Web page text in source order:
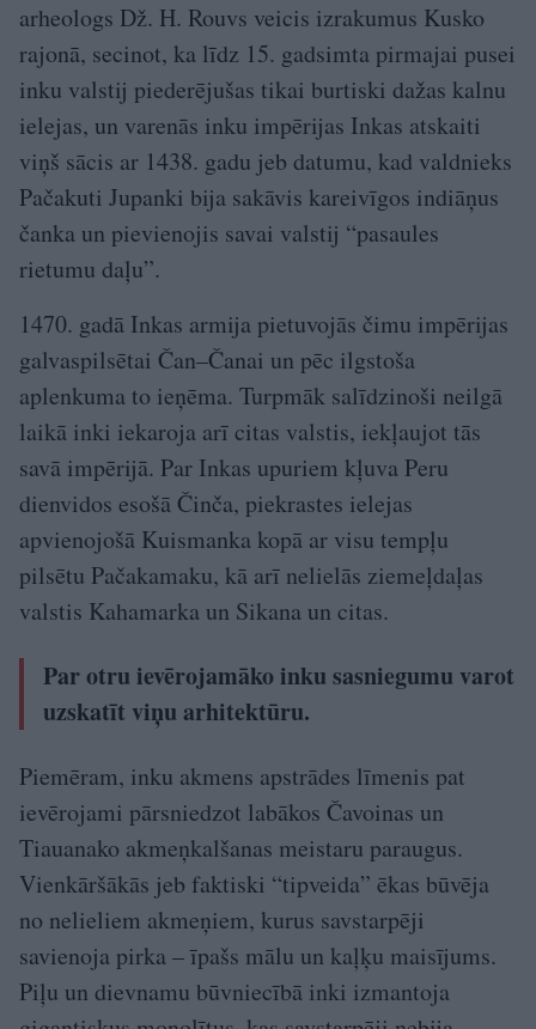
arheologs Dž. H. Rouvs veicis izrakumus Kusko
rajonā, secinot, ka līdz 15. gadsimta pirmajai pusei
inku valstij piederējušas tikai burtiski dažas kalnu
ielejas, un varenās inku impērijas Inkas atskaiti
viņš sācis ar 1438. gadu jeb datumu, kad valdnieks
Pačakuti Ju­panki bija sakāvis kareivīgos indiāņus
čanka un pievienojis savai valstij “pasaules
rietumu daļu”.
1470. gadā Inkas armija pietuvojās čimu impērijas
galvaspilsētai Čan–Čanai un pēc ilgstoša
aplenkuma to ieņēma. Turpmāk salīdzinoši neilgā
laikā inki iekaroja arī citas valstis, iekļaujot tās
savā impērijā. Par Inkas upuriem kļuva Peru
dienvidos esošā Činča, piekrastes ielejas
apvienojošā Kuismanka kopā ar visu tempļu
pilsētu Pačakamaku, kā arī nelielās ziemeļdaļas
valstis Kahamarka un Sikana un citas.
Par otru ievērojamāko inku sa­sniegumu varot
uzskatīt viņu arhitektūru.
Piemēram, inku akmens apstrādes līmenis pat
ievērojami pārsniedzot labākos Čavoinas un
Tiauanako akmeņkalšanas meistaru paraugus.
Vienkāršākās jeb faktiski “tipveida” ēkas būvēja
no nelieliem akmeņiem, kurus savstarpēji
savienoja pirka – īpašs mālu un kaļķu maisījums.
Piļu un dievnamu būvniecībā inki izmantoja